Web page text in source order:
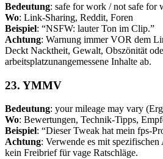
Bedeutung: safe for work / not safe for
Wo: Link-Sharing, Reddit, Foren
Beispiel: “NSFW: lauter Ton im Clip.”
Achtung: Warnung immer VOR dem
Deckt Nacktheit, Gewalt, Obszönität
arbeitsplatzunangemessene Inhalte ab.
23. YMMV
Bedeutung: your mileage may vary
Wo: Bewertungen, Technik-Tipps,
Beispiel: “Dieser Tweak hat mein fps-
Achtung: Verwende es mit
kein Freibrief für vage Ratschläge.